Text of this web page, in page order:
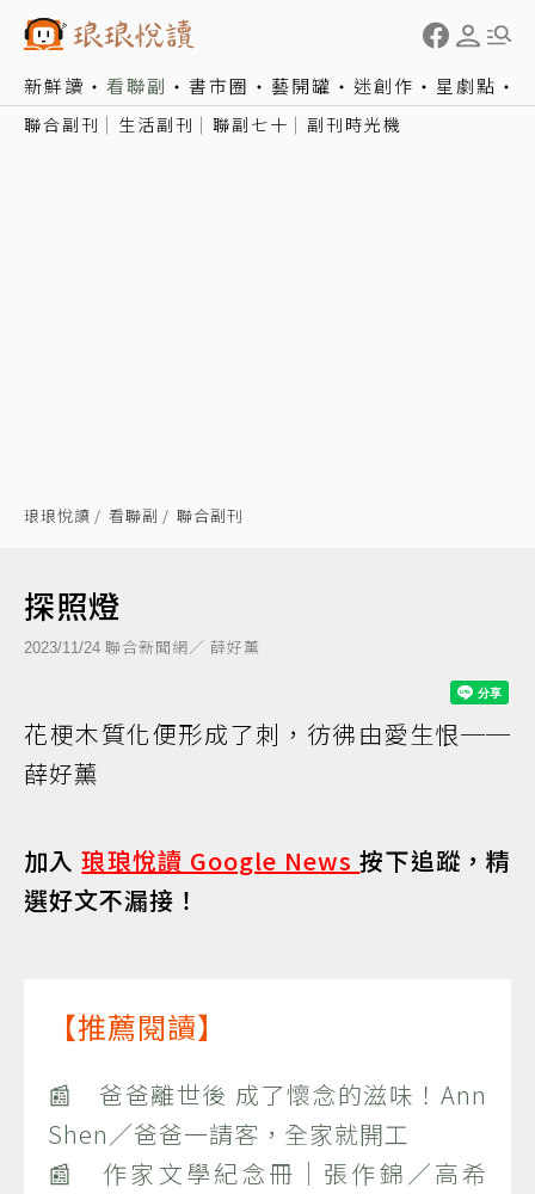
新鮮讀 看聯副 書市圈 藝開罐 迷創作 星劇點
聯合副刊 生活副刊 聯副七十 副刊時光機
琅琅悅讀 看聯副 聯合副刊
探照燈
2023/11/24 聯合新聞網／ 薛好薰
花梗木質化便形成了刺，彷彿由愛生恨──
薛好薰
加入琅琅悅讀 Google News按下追蹤，精
選好文不漏接！
【推薦閱讀】
📰 爸爸離世後 成了懷念的滋味！Ann
Shen／爸爸一請客，全家就開工
📰 作家文學紀念冊｜張作錦／高希